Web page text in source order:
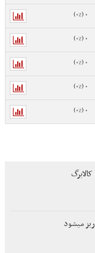
0 (0%)
0 (0%)
0 (0%)
0 (0%)
0 (0%)
میشود